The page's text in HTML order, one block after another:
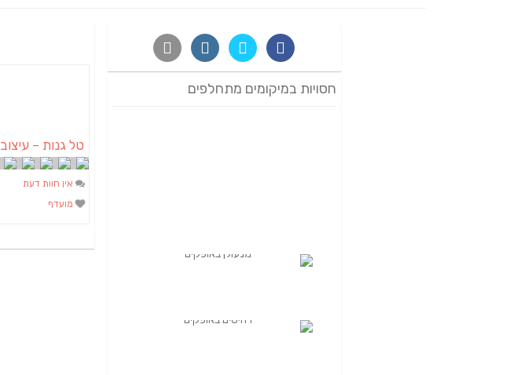
אין חוות דעת
מועדף
חסויות במיקומים מתחלפים